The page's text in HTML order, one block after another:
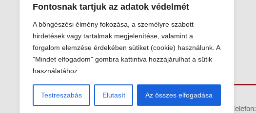
Fontosnak tartjuk az adatok védelmét
A böngészési élmény fokozása, a személyre szabott
hirdetések vagy tartalmak megjelenítése, valamint a
forgalom elemzése érdekében sütiket (cookie) használunk. A
"Mindet elfogadom" gombra kattintva hozzájárulhat a sütik
használatához.
Testreszabás Elutasít Az összes elfogadása
Kalocsai Települési Értéktár
Múzeumpedagógia
Pályázatok
Galéria
Viski Károly Múzeum Kalocsa
6300 Kalocsa, Szent István király út 25. · Telefon: